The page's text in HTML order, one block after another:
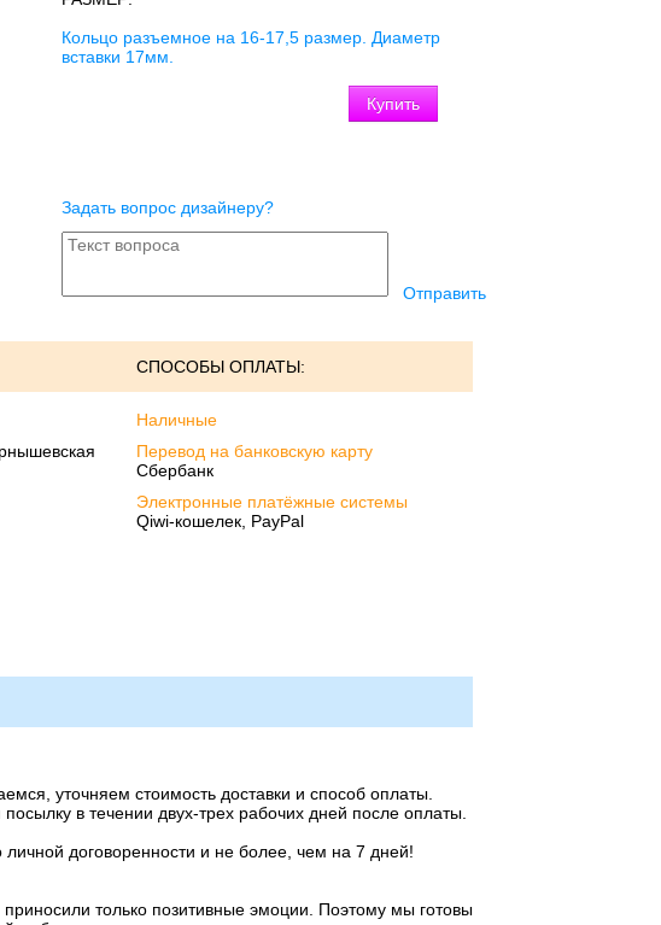
Кольцо разъемное на 16-17,5 размер. Диаметр
вставки 17мм.
Задать вопрос дизайнеру?
Отправить
СПОСОБЫ ОПЛАТЫ:
Наличные
Перевод на банковскую карту
Сбербанк
Электронные платёжные системы
Qiwi-кошелек, PayPal
уточняем стоимость доставки и способ оплаты.
в течении двух-трех рабочих дней после оплаты.
договоренности и не более, чем на 7 дней!
только позитивные эмоции. Поэтому мы готовы